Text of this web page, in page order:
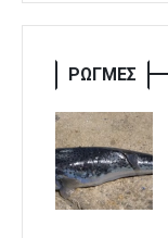
ΡΩΓΜΕΣ